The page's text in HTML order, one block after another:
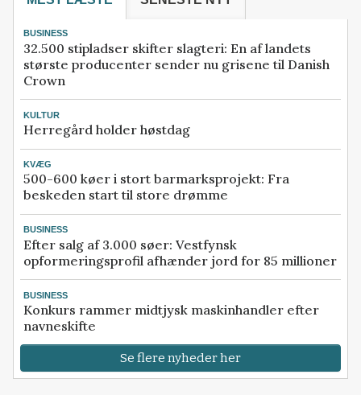
BUSINESS
32.500 stipladser skifter slagteri: En af landets
største producenter sender nu grisene til Danish
Crown
KULTUR
Herregård holder høstdag
KVÆG
500-600 køer i stort barmarksprojekt: Fra
beskeden start til store drømme
BUSINESS
Efter salg af 3.000 søer: Vestfynsk
opformeringsprofil afhænder jord for 85 millioner
BUSINESS
Konkurs rammer midtjysk maskinhandler efter
navneskifte
Se flere nyheder her